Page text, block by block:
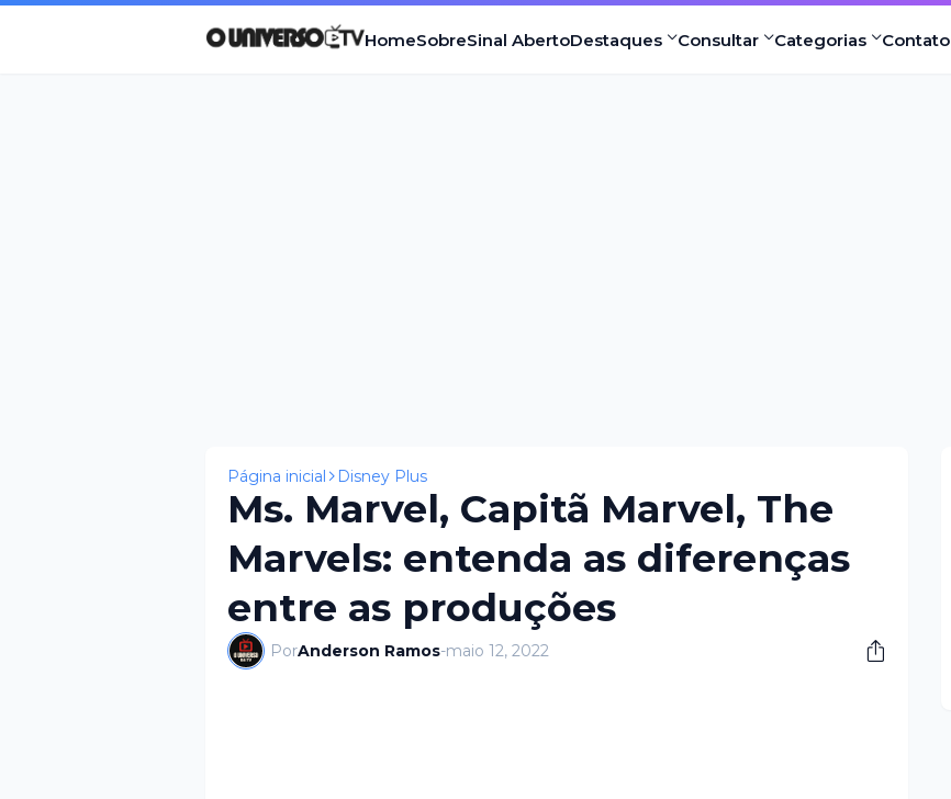
HomeSobreSinal AbertoDestaques Consultar Categorias Contato
Página inicial Disney Plus
Ms. Marvel, Capitã Marvel, The
Marvels: entenda as diferenças
entre as produções
PorAnderson Ramos-maio 12, 2022